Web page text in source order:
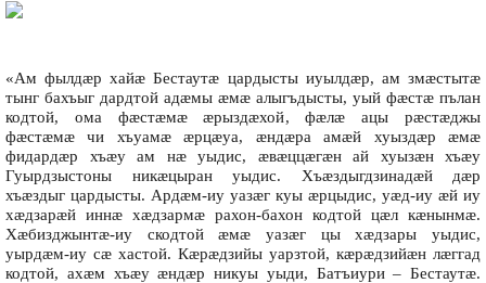
«Ам фылдæр хайæ Бестаутæ цардысты иуылдæр, ам змæстытæ
тынг бахъыг дардтой адæмы æмæ алыгъдысты, уый фæстæ пълан
кодтой, ома фæстæмæ æрыздæхой, фæлæ ацы рæстæджы
фæстæмæ чи хъуамæ æрцæуа, æндæра амæй хуыздæр æмæ
фидардæр хъæу ам нæ уыдис, æвæццæгæн ай хуызæн хъæу
Гуырдзыстоны никæцыран уыдис. Хъæздыгдзинадæй дæр
хъæздыг цардысты. Ардæм-иу уазæг куы æрцыдис, уæд-иу æй иу
хæдзарæй иннæ хæдзармæ рахон-бахон кодтой цæл кæнынмæ.
Хæбизджынтæ-иу скодтой æмæ уазæг цы хæдзары уыдис,
уырдæм-иу сæ хастой. Кæрæдзийы уарзтой, кæрæдзийæн лæггад
кодтой, ахæм хъæу æндæр никуы уыди, Батъиури – Бестаутæ.